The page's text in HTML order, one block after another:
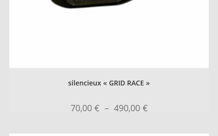
silencieux « GRID RACE »
70,00 € – 490,00 €